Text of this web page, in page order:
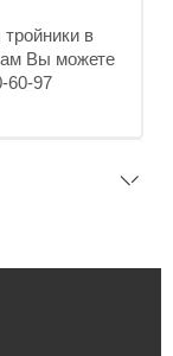
в
Вы можете
60-97